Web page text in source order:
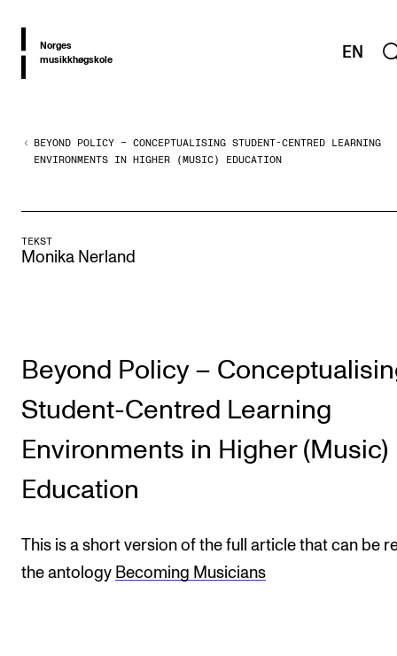
hjemNorges
musikkhøgskole
EN
OM PRAXIS
TEMAOMRÅDER
Utforskende musikere
Forbindelser
Bærekraftig musiker
SAMLINGER
EX CEMPE
BEYOND POLICY – CONCEPTUALISING STUDENT-CENTRED LEARNING
ENVIRONMENTS IN HIGHER (MUSIC) EDUCATION
TEKST
Monika Nerland
Beyond Policy –
Student-Centred Learning
Environments in Higher (Music)
Education
This is a short version of the full article that can be
the antology Becoming Musicians